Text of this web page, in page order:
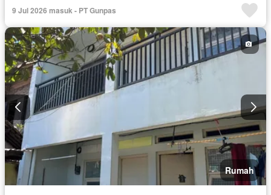
9 Jul 2026 masuk - PT Gunpas
Rumah